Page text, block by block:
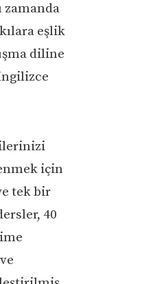
zamanda
eşlik
diline
için
tek bir
40